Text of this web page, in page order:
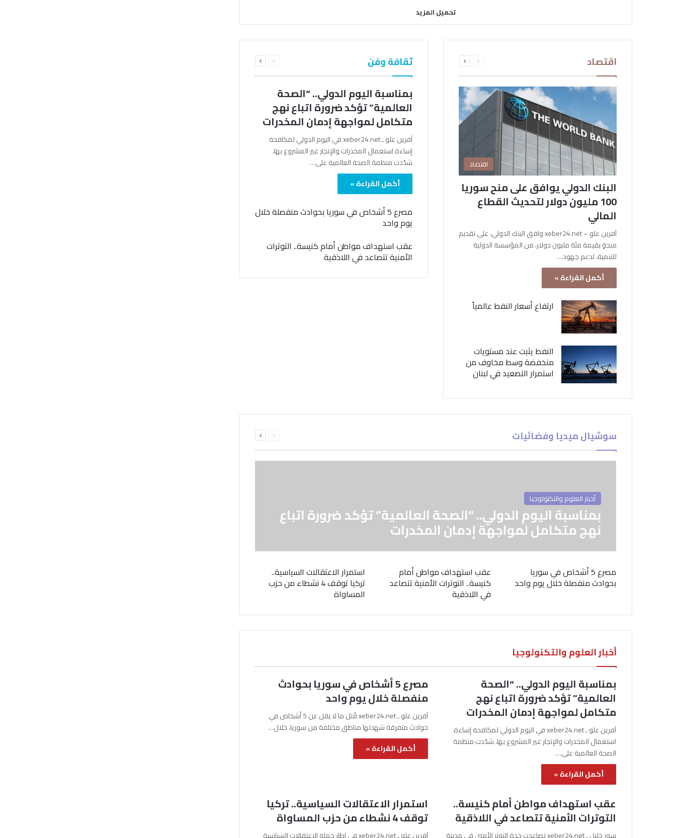
تحميل المزيد
اقتصاد الصفحةالصفحة
اقتصاد
البنك الدولي يوافق على منح سوريا
100 مليون دولار لتحديث القطاع
المالي
آفرين علو – xeber24.net وافق البنك الدولي، على تقديم
منحةٍ بقيمة مئة مليون دولار، من المؤسسة الدولية
للتنمية، لدعم جهود…
أكمل القراءة »
ارتفاع أسعار النفط عالمياً
النفط يثبت عند مستويات
منخفضة وسط مخاوف من
استمرار التصعيد في لبنان
ثقافة وفن الصفحةالصفحة
بمناسبة اليوم الدولي.. “الصحة
العالمية” تؤكد ضرورة اتباع نهج
متكامل لمواجهة إدمان المخدرات
آفرين علو ـ xeber24.net في اليوم الدولي لمكافحة
إساءة استعمال المخدرات والإتجار غير المشروع بها،
شدّدت منظمة الصحة العالمية على…
أكمل القراءة »
مصرع 5 أشخاص في سوريا بحوادث منفصلة خلال
يوم واحد
عقب استهداف مواطن أمام كنيسة.. التوترات
الأمنية تتصاعد في اللاذقية
سوشيال ميديا وفضائيات الصفحةالصفحة
أخبار العلوم والتكنولوجيا
بمناسبة اليوم الدولي.. “الصحة العالمية” تؤكد ضرورة اتباع
نهج متكامل لمواجهة إدمان المخدرات
مصرع 5 أشخاص في سوريا
بحوادث منفصلة خلال يوم واحد
عقب استهداف مواطن أمام
كنيسة.. التوترات الأمنية تتصاعد
في اللاذقية
استمرار الاعتقالات السياسية..
تركيا توقف 4 نشطاء من حزب
المساواة
أخبار العلوم والتكنولوجيا
بمناسبة اليوم الدولي.. “الصحة
العالمية” تؤكد ضرورة اتباع نهج
متكامل لمواجهة إدمان المخدرات
آفرين علو ـ xeber24.net في اليوم الدولي لمكافحة إساءة
استعمال المخدرات والإتجار غير المشروع بها، شدّدت منظمة
الصحة العالمية على…
أكمل القراءة »
مصرع 5 أشخاص في سوريا بحوادث
منفصلة خلال يوم واحد
آفرين علو ـ xeber24.net قُتل ما لا يقل عن 5 أشخاص في
حوادث متفرقة شهدتها مناطق مختلفة من سوريا، خلال…
أكمل القراءة »
عقب استهداف مواطن أمام كنيسة..
التوترات الأمنية تتصاعد في اللاذقية
استمرار الاعتقالات السياسية.. تركيا
توقف 4 نشطاء من حزب المساواة